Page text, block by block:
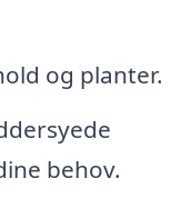
og planter.
behov.